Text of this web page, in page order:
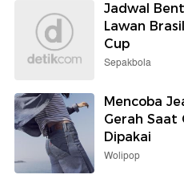
Jadwal
Lawan
Cup
Sepakbola
Mencoba
Gerah Saat
Dipakai
Wolipop